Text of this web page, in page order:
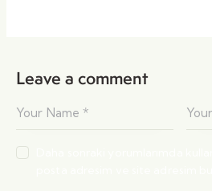
Leave a comment